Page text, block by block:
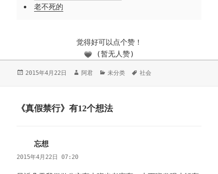
老不死的
觉得好可以点个赞！
(暂无人赞)
发
2015年4月22日
作
阿君
分
未分类
标
社会
《真假禁行》有12个想法
忘想
道：
2015年4月22日 07:20